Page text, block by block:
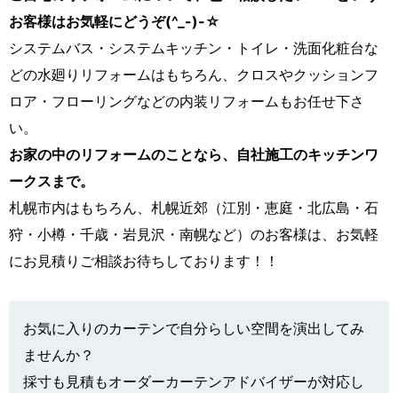
お客様はお気軽にどうぞ(^_-)-☆
システムバス・システムキッチン・トイレ・洗面化粧台な
どの水廻りリフォームはもちろん、クロスやクッションフ
ロア・フローリングなどの内装リフォームもお任せ下さ
い。
お家の中のリフォームのことなら、自社施工のキッチンワ
ークスまで。
札幌市内はもちろん、札幌近郊（江別・恵庭・北広島・石
狩・小樽・千歳・岩見沢・南幌など）のお客様は、お気軽
にお見積りご相談お待ちしております！！
お気に入りのカーテンで自分らしい空間を演出してみ
ませんか？
採寸も見積もオーダーカーテンアドバイザーが対応し